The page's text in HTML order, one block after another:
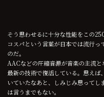
そう思わせるに十分な性能をこの
コスパという言葉が日本では流行
のだ。
AACなどの圧縮音源が音楽の主流
最新の技術で復活している。思えば
いていたなあと、しみじみ思って
は言うまでもない。